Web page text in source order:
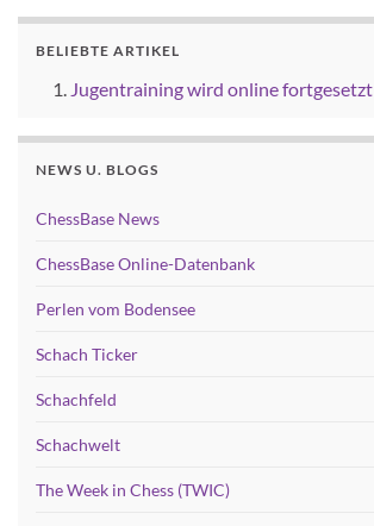
BELIEBTE ARTIKEL
Jugentraining wird online fortgesetzt
NEWS U. BLOGS
ChessBase News
ChessBase Online-Datenbank
Perlen vom Bodensee
Schach Ticker
Schachfeld
Schachwelt
The Week in Chess (TWIC)